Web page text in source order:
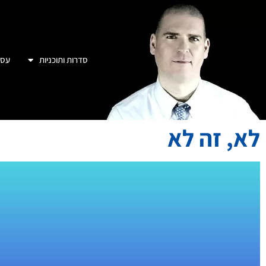
סדרות ותוכניות
לא, זה לא